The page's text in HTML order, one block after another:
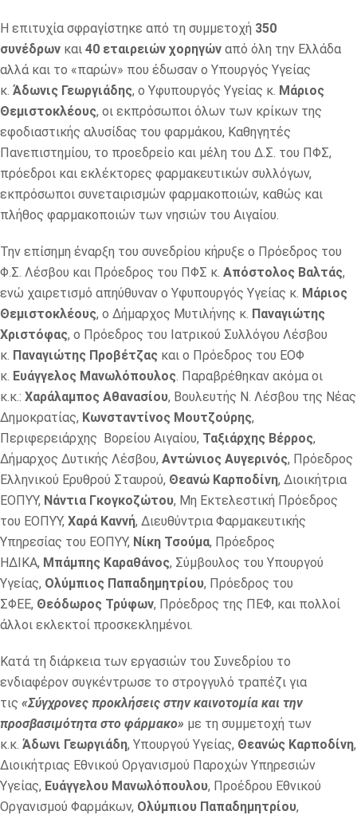
Η επιτυχία σφραγίστηκε από τη συμμετοχή 350
συνέδρων και 40 εταιρειών χορηγών από όλη την Ελλάδα
αλλά και το «παρών» που έδωσαν ο Υπουργός Υγείας
κ. Άδωνις Γεωργιάδης, ο Υφυπουργός Υγείας κ. Μάριος
Θεμιστοκλέους, οι εκπρόσωποι όλων των κρίκων της
εφοδιαστικής αλυσίδας του φαρμάκου, Καθηγητές
Πανεπιστημίου, το προεδρείο και μέλη του Δ.Σ. του ΠΦΣ,
πρόεδροι και εκλέκτορες φαρμακευτικών συλλόγων,
εκπρόσωποι συνεταιρισμών φαρμακοποιών, καθώς και
πλήθος φαρμακοποιών των νησιών του Αιγαίου.
Την επίσημη έναρξη του συνεδρίου κήρυξε ο Πρόεδρος του
Φ.Σ. Λέσβου και Πρόεδρος του ΠΦΣ κ. Απόστολος Βαλτάς,
ενώ χαιρετισμό απηύθυναν ο Υφυπουργός Υγείας κ. Μάριος
Θεμιστοκλέους, ο Δήμαρχος Μυτιλήνης κ. Παναγιώτης
Χριστόφας, ο Πρόεδρος του Ιατρικού Συλλόγου Λέσβου
κ. Παναγιώτης Προβέτζας και ο Πρόεδρος του ΕΟΦ
κ. Ευάγγελος Μανωλόπουλος. Παραβρέθηκαν ακόμα οι
κ.κ.: Χαράλαμπος Αθανασίου, Βουλευτής Ν. Λέσβου της Νέας
Δημοκρατίας, Κωνσταντίνος Μουτζούρης,
Περιφερειάρχης Βορείου Αιγαίου, Ταξιάρχης Βέρρος,
Δήμαρχος Δυτικής Λέσβου, Αντώνιος Αυγερινός, Πρόεδρος
Ελληνικού Ερυθρού Σταυρού, Θεανώ Καρποδίνη, Διοικήτρια
ΕΟΠΥΥ, Νάντια Γκογκοζώτου, Μη Εκτελεστική Πρόεδρος
του ΕΟΠΥΥ, Χαρά Καννή, Διευθύντρια Φαρμακευτικής
Υπηρεσίας του ΕΟΠΥΥ, Νίκη Τσούμα, Πρόεδρος
ΗΔΙΚΑ, Μπάμπης Καραθάνος, Σύμβουλος του Υπουργού
Υγείας, Ολύμπιος Παπαδημητρίου, Πρόεδρος του
ΣΦΕΕ, Θεόδωρος Τρύφων, Πρόεδρος της ΠΕΦ, και πολλοί
άλλοι εκλεκτοί προσκεκλημένοι.
Κατά τη διάρκεια των εργασιών του Συνεδρίου το
ενδιαφέρον συγκέντρωσε το στρογγυλό τραπέζι για
τις «Σύγχρονες προκλήσεις στην καινοτομία και την
προσβασιμότητα στο φάρμακο» με τη συμμετοχή των
κ.κ. Άδωνι Γεωργιάδη, Υπουργού Υγείας, Θεανώς Καρποδίνη,
Διοικήτριας Εθνικού Οργανισμού Παροχών Υπηρεσιών
Υγείας, Ευάγγελου Μανωλόπουλου, Προέδρου Εθνικού
Οργανισμού Φαρμάκων, Ολύμπιου Παπαδημητρίου,